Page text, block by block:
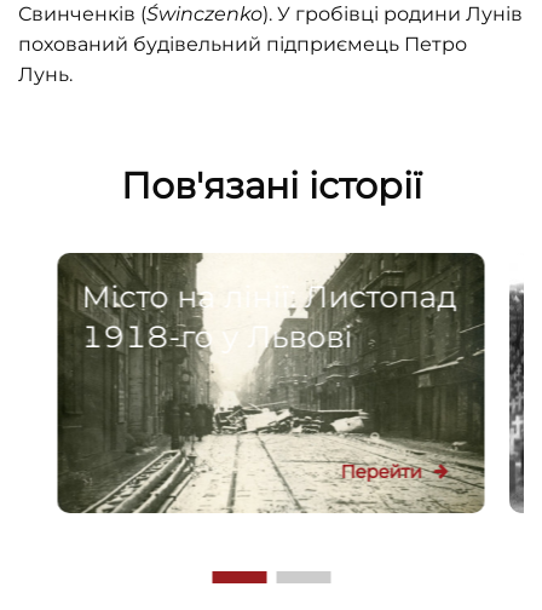
Свинченків (Świnczenko). У гробівці родини Лунів
похований будівельний підприємець Петро
Лунь.
Пов'язані історії
Місто на лінії: Листопад
1918-го у Львові
Перейти